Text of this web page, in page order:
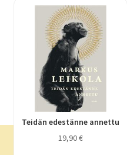
Teidän edestänne annettu
19,90€